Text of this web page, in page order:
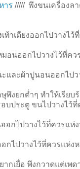
าร ///// พึงขนเครื่องล
ท้าเตียงออกไปวางไว้
อนออกไปวางไว้ที่คว
และผ้าปูนอนออกไปว
ษุพึงยกต่ำๆ ทำให้เรียบ
บประตู ขนไปวางไว้ที่
อกไปวางไว้ที่ควรแห่
กไปวางไว้ที่ควรแห่ง
ากเยื่อ พึงกวาดแต่เพ